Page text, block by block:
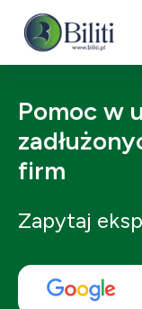
Pomoc w
firm
Zapytaj